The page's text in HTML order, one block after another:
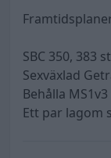
SBC 350, 383
Sexväxlad
Behålla
Ett par lagom